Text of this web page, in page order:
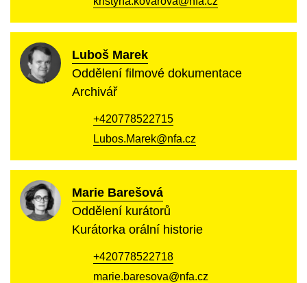
Luboš Marek
Oddělení filmové dokumentace
Archivář
+420778522715
Lubos.Marek@nfa.cz
Marie Barešová
Oddělení kurátorů
Kurátorka orální historie
+420778522718
marie.baresova@nfa.cz